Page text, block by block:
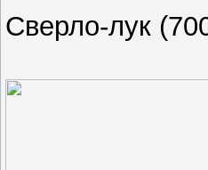
Сверло-лук